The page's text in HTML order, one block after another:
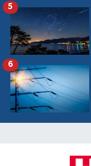
5
6